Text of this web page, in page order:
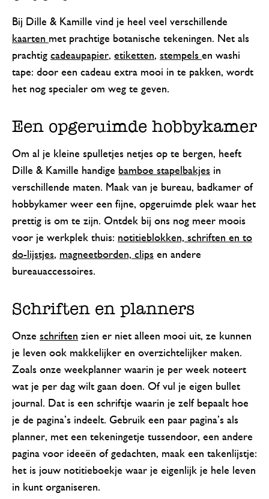
Bij Dille & Kamille vind je heel veel verschillende
kaarten met prachtige botanische tekeningen. Net als
prachtig cadeaupapier, etiketten, stempels en washi
tape: door een cadeau extra mooi in te pakken, wordt
het nog specialer om weg te geven.
Een opgeruimde hobbykamer
Om al je kleine spulletjes netjes op te bergen, heeft
Dille & Kamille handige bamboe stapelbakjes in
verschillende maten. Maak van je bureau, badkamer of
hobbykamer weer een fijne, opgeruimde plek waar het
prettig is om te zijn. Ontdek bij ons nog meer moois
voor je werkplek thuis: notitieblokken, schriften en to
do-lijstjes, magneetborden, clips en andere
bureauaccessoires.
Schriften en planners
Onze schriften zien er niet alleen mooi uit, ze kunnen
je leven ook makkelijker en overzichtelijker maken.
Zoals onze weekplanner waarin je per week noteert
wat je per dag wilt gaan doen. Of vul je eigen bullet
journal. Dat is een schriftje waarin je zelf bepaalt hoe
je de pagina’s indeelt. Gebruik een paar pagina’s als
planner, met een tekeningetje tussendoor, een andere
pagina voor ideeën of gedachten, maak een takenlijstje:
het is jouw notitieboekje waar je eigenlijk je hele leven
in kunt organiseren.